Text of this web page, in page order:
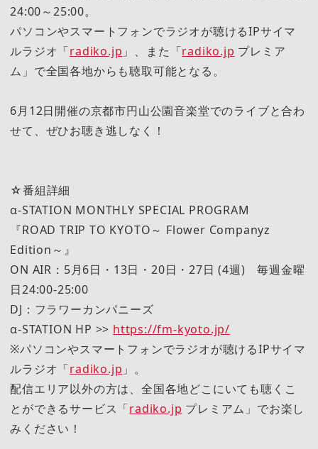
24:00～25:00。
パソコンやスマートフォンでラジオが聴けるIPサイマ
ルラジオ「radiko.jp 」、また「radiko.jp プレミア
ム」で全国各地からも聴取可能となる。
6月12日開催の京都市円山公園音楽堂でのライブと合わ
せて、ぜひお聴き逃しなく！
☆番組詳細
α-STATION MONTHLY SPECIAL PROGRAM
『ROAD TRIP TO KYOTO～ Flower Companyz
Edition～』
ON AIR：5月6日・13日・20日・27日 (4週) 毎週金曜
日24:00-25:00
DJ：フラワーカンパニーズ
α-STATION HP >> https://fm-kyoto.jp/
※パソコンやスマートフォンでラジオが聴けるIPサイマ
ルラジオ「radiko.jp 」。
配信エリア以外の方は、全国各地どこにいても聴くこ
とができるサービス「radiko.jp プレミアム」でお楽し
みください！